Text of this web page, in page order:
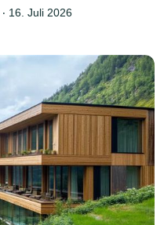
‧ 16. Juli 2026